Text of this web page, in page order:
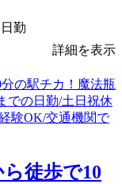
勤
詳細を表示
ら徒歩で10